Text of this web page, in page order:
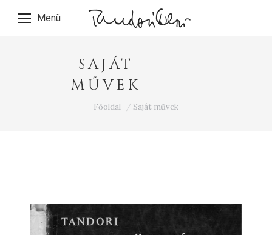
Menü
SAJÁT
MŰVEK
Ön itt van:
Főoldal Saját művek